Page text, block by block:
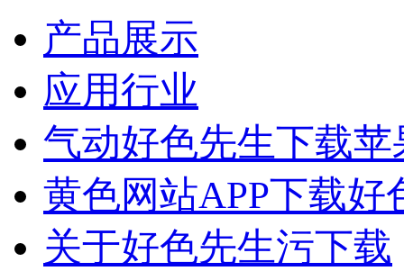
产品展示
应用行业
气动好色先生下载
黄色网站APP下载好
关于好色先生污下载